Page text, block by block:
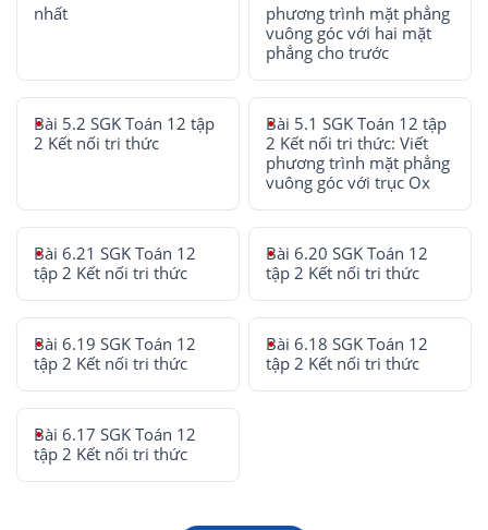
nhất
phương trình mặt phẳng
vuông góc với hai mặt
phẳng cho trước
Bài 5.2 SGK Toán 12 tập
2 Kết nối tri thức
Bài 5.1 SGK Toán 12 tập
2 Kết nối tri thức: Viết
phương trình mặt phẳng
vuông góc với trục Ox
Bài 6.21 SGK Toán 12
tập 2 Kết nối tri thức
Bài 6.20 SGK Toán 12
tập 2 Kết nối tri thức
Bài 6.19 SGK Toán 12
tập 2 Kết nối tri thức
Bài 6.18 SGK Toán 12
tập 2 Kết nối tri thức
Bài 6.17 SGK Toán 12
tập 2 Kết nối tri thức